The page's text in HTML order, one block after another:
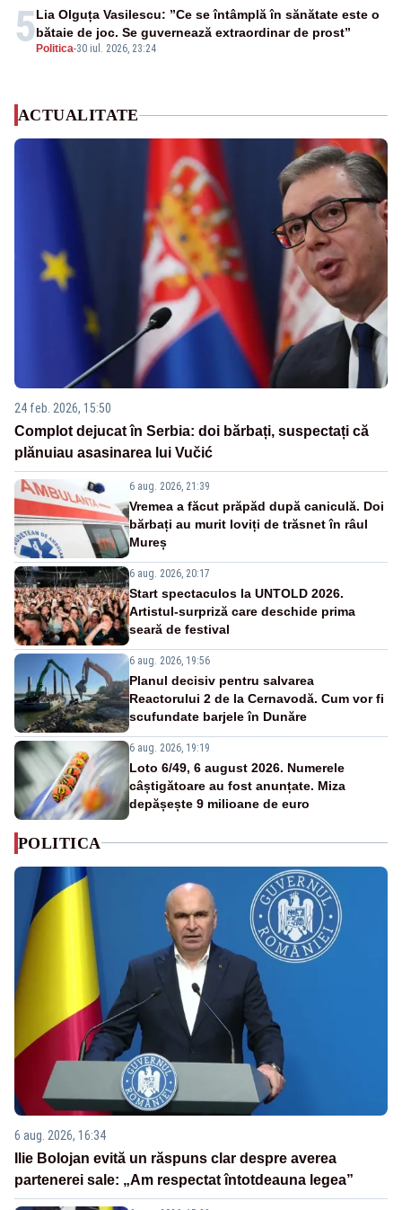
5 Politica-30 iul. 2026, 23:24
Lia Olguța Vasilescu: ”Ce se întâmplă în sănătate este o
bătaie de joc. Se guvernează extraordinar de prost”
ACTUALITATE
24 feb. 2026, 15:50
Complot dejucat în Serbia: doi bărbați, suspectați că
plănuiau asasinarea lui Vučić
6 aug. 2026, 21:39
Vremea a făcut prăpăd după caniculă. Doi
bărbați au murit loviți de trăsnet în râul
Mureș
6 aug. 2026, 20:17
Start spectaculos la UNTOLD 2026.
Artistul-surpriză care deschide prima
seară de festival
6 aug. 2026, 19:56
Planul decisiv pentru salvarea
Reactorului 2 de la Cernavodă. Cum vor fi
scufundate barjele în Dunăre
6 aug. 2026, 19:19
Loto 6/49, 6 august 2026. Numerele
câștigătoare au fost anunțate. Miza
depășește 9 milioane de euro
POLITICA
6 aug. 2026, 16:34
Ilie Bolojan evită un răspuns clar despre averea
partenerei sale: „Am respectat întotdeauna legea”